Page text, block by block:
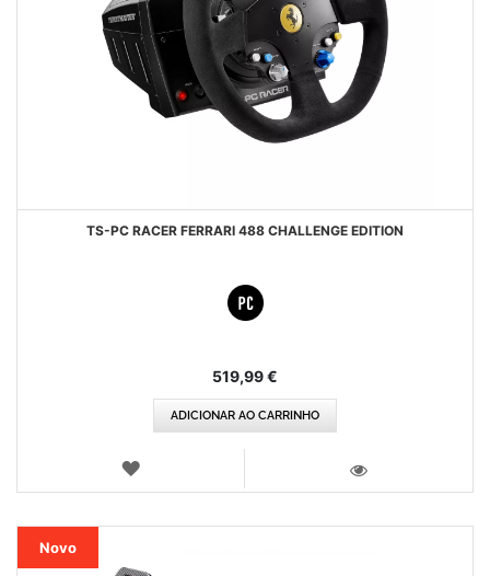
TS-PC RACER FERRARI 488 CHALLENGE EDITION
519,99 €
ADICIONAR AO CARRINHO
LISTA
Novo